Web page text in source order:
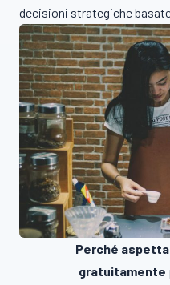
decisioni strategiche
Perché
gratuitamente